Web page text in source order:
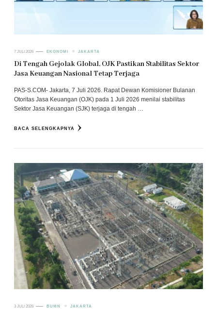
7 JULI 2026 EKONOMI JAKARTA
Di Tengah Gejolak Global, OJK Pastikan Stabilitas Sektor
Jasa Keuangan Nasional Tetap Terjaga
PAS-S.COM- Jakarta, 7 Juli 2026. Rapat Dewan Komisioner Bulanan
Otoritas Jasa Keuangan (OJK) pada 1 Juli 2026 menilai stabilitas
Sektor Jasa Keuangan (SJK) terjaga di tengah …
BACA SELENGKAPNYA
3 JULI 2026 BUMN JAKARTA